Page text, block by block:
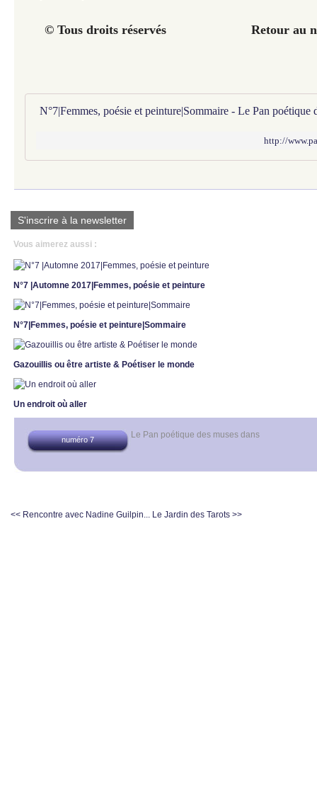
© Tous droits réservés Retour au
N°7|Femmes, poésie et peinture|Sommaire - Le Pan poétique
http://
S'inscrire à la newsletter
Vous aimerez aussi :
N°7 |Automne 2017|Femmes, poésie et peinture
N°7|Femmes, poésie et peinture|Sommaire
Gazouillis ou être artiste & Poétiser le monde
Un endroit où aller
Le Pan poétique des muses dans
numéro 7
<< Rencontre avec Nadine Guilpin... Le Jardin des Tarots >>